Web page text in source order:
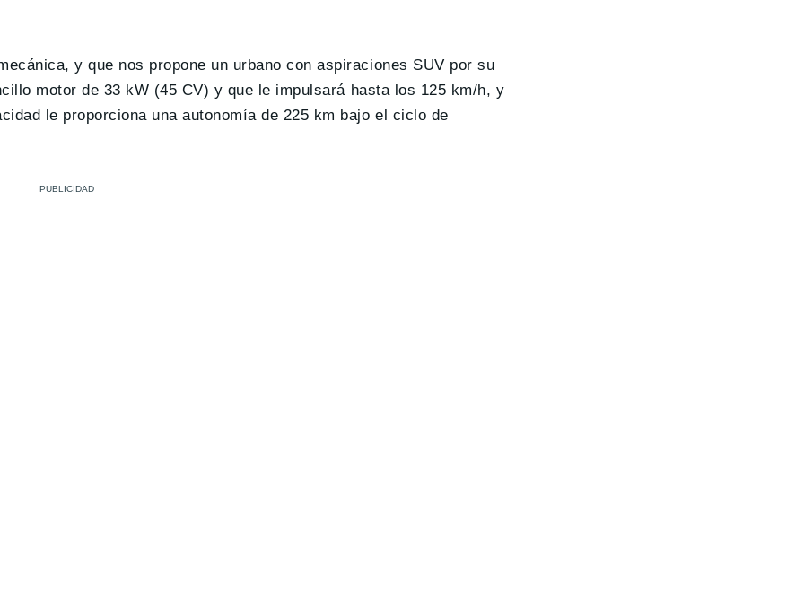
y que nos propone un urbano con aspiraciones SUV por su
motor de 33 kW (45 CV) y que le impulsará hasta los 125 km/h, y
le proporciona una autonomía de 225 km bajo el ciclo de